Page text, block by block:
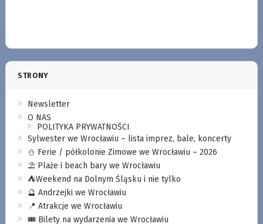
STRONY
Newsletter
O NAS
POLITYKA PRYWATNOŚCI
Sylwester we Wrocławiu – lista imprez, bale, koncerty
⛄️ Ferie / półkolonie Zimowe we Wrocławiu – 2026
⛱️ Plaże i beach bary we Wrocławiu
⛺️Weekend na Dolnym Śląsku i nie tylko
🔮 Andrzejki we Wrocławiu
📍 Atrakcje we Wrocławiu
🎟️ Bilety na wydarzenia we Wrocławiu